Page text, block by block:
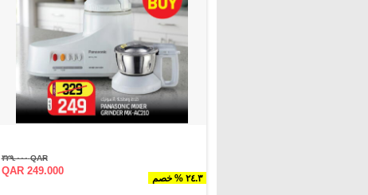
٢٤.٣ % خصم
QAR ٣٢٩.٠٠٠
QAR 249.000